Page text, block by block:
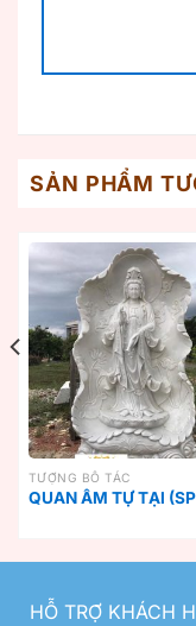
SẢN PHẨM
TƯỢNG BỒ TÁC
QUAN ÂM TỰ TẠI
HỖ TRỢ KHÁCH